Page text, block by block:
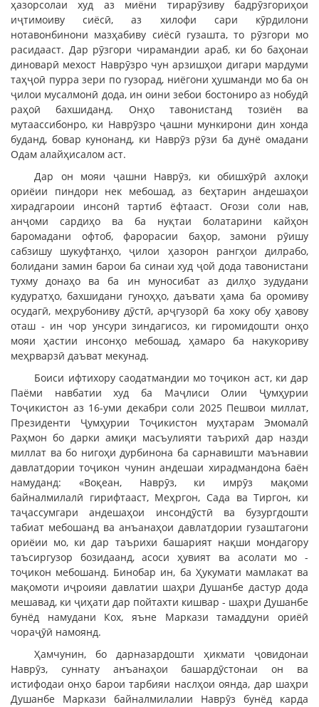
ҳазорсолаи худ аз миёни тирарӯзиву бадрӯзгориҳои
иҷтимоиву сиёсӣ, аз хилофи сари кӯрдилони
нотавонбинони мазҳабиву сиёсӣ гузашта, то рӯзгори мо
расидааст. Дар рӯзгори чирамандии араб, ки бо баҳонаи
диноварӣ мехост Наврӯзро чун арзишҳои дигари мардуми
таҳҷоӣ пурра зери по гузорад, ниёгони ҳушманди мо ба он
ҷилои мусалмонӣ дода, ин оини зебои бостониро аз нобудӣ
раҳоӣ бахшиданд. Онҳо тавонистанд тозиён ва
мутаассибонро, ки Наврӯзро ҷашни мункирони дин хонда
буданд, бовар кунонанд, ки Наврӯз рӯзи ба дунё омадани
Одам алайҳисалом аст.
Дар он мояи ҷашни Наврӯз, ки обишхӯрӣ ахлоқи
ориёии пиндори нек мебошад, аз беҳтарин андешаҳои
хирадгароии инсонӣ тартиб ёфтааст. Оғози соли нав,
анҷоми сардиҳо ва ба нуқтаи болатарини кайҳон
баромадани офтоб, фарорасии баҳор, замони рӯишу
сабзишу шукуфтанҳо, ҷилои ҳазорон рангҳои дилрабо,
болидани замин барои ба синаи худ ҷой дода тавонистани
тухму донаҳо ва ба ин муносибат аз дилҳо зудудани
кудуратҳо, бахшидани гуноҳҳо, даъвати ҳама ба оромиву
осудагӣ, меҳрубониву дӯстӣ, арҷгузорӣ ба хоку обу ҳавову
оташ - ин чор унсури зиндагисоз, ки гиромидошти онҳо
мояи ҳастии инсонҳо мебошад, ҳамаро ба накукориву
меҳрварзӣ даъват мекунад.
Боиси ифтихору саодатмандии мо тоҷикон аст, ки дар
Паёми навбатии худ ба Маҷлиси Олии Ҷумҳурии
Тоҷикистон аз 16-уми декабри соли 2025 Пешвои миллат,
Президенти Ҷумҳурии Тоҷикистон муҳтарам Эмомалӣ
Раҳмон бо дарки амиқи масъулияти таърихӣ дар назди
миллат ва бо нигоҳи дурбинона ба сарнавишти маънавии
давлатдории тоҷикон чунин андешаи хирадмандона баён
намуданд: «Воқеан, Наврӯз, ки имрӯз мақоми
байналмилалӣ гирифтааст, Меҳргон, Сада ва Тиргон, ки
таҷассумгари андешаҳои инсондӯстӣ ва бузургдошти
табиат мебошанд ва анъанаҳои давлатдории гузаштагони
ориёии мо, ки дар таърихи башарият нақши мондагору
таъсиргузор бозидаанд, асоси ҳувият ва асолати мо -
тоҷикон мебошанд. Бинобар ин, ба Ҳукумати мамлакат ва
мақомоти иҷроияи давлатии шаҳри Душанбе дастур дода
мешавад, ки ҷиҳати дар пойтахти кишвар - шаҳри Душанбе
бунёд намудани Кох, яъне Маркази тамаддуни ориёӣ
чораҷӯӣ намоянд.
Ҳамчунин, бо дарназардошти ҳикмати ҷовидонаи
Наврӯз, суннату анъанаҳои башардӯстонаи он ва
истифодаи онҳо барои тарбияи наслҳои оянда, дар шаҳри
Душанбе Маркази байналмилалии Наврӯз бунёд карда